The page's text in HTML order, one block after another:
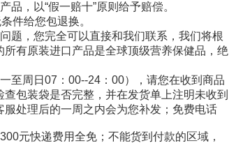
，以“假一赔十”原则给予赔偿。
件给您包退换。
题，您完全可以直接和我们联系，我们将根
有原装进口产品是全球顶级营养保健品，绝
至周日07：00--24：00），请您在收到商品
包装袋是否完整，并在发货单上注明未收到
处理后的一周之内会为您补发；免费电话
元快递费用全免；不能货到付款的区域，